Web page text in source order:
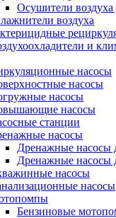
Осушители воздуха
воздуха
и
насосы
насосы
насосы
насосы
станции
насосы
Дренажные насосы
Дренажные насосы
насосы
насосы
Бензиновые